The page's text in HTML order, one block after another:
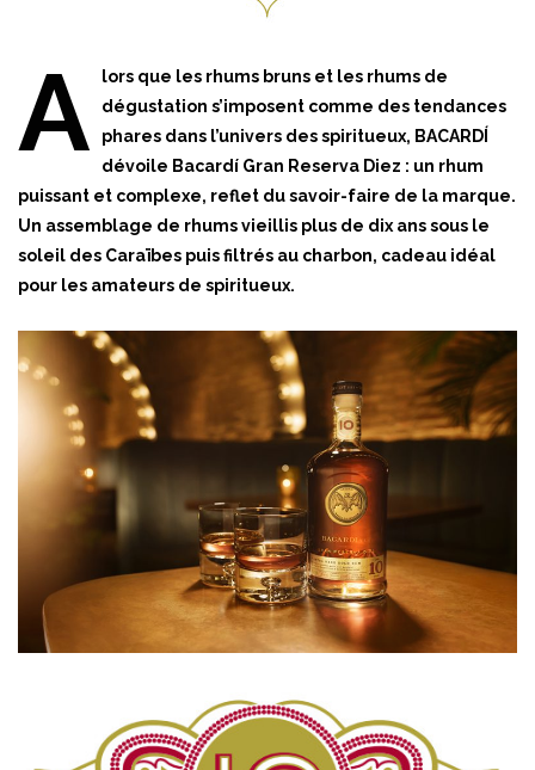
A
lors que les rhums bruns et les rhums de
dégustation s’imposent comme des tendances
phares dans l’univers des spiritueux, BACARDÍ
dévoile Bacardí Gran Reserva Diez : un rhum
puissant et complexe, reflet du savoir-faire de la marque.
Un assemblage de rhums vieillis plus de dix ans sous le
soleil des Caraïbes puis filtrés au charbon, cadeau idéal
pour les amateurs de spiritueux.